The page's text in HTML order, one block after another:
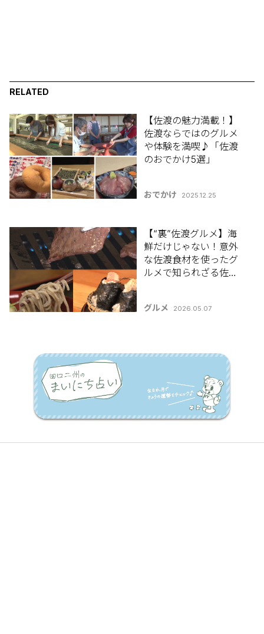
RELATED
【佐渡の魅力満載！】
佐渡ならではのグルメ
や体験を満喫♪「佐渡
のおでかけ5選」
おでかけ 2025.12.25
【“裏”佐渡グルメ】海
鮮だけじゃない！意外
な佐渡食材を使ったグ
ルメで知られざる佐渡
メ3選」
グルメ 2026.05.07